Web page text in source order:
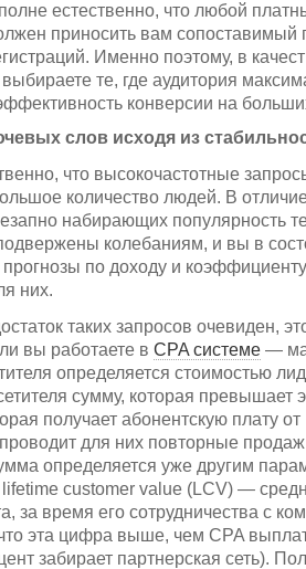
естественно, что любой
приносить вам сопоставимый
Именно поэтому, в
те, где аудитория
конверсии на
слов исходя из
что высокочастотные
количество людей. В
набирающих популярность
колебаниям, и вы в
по доходу и
них.
таких запросов очевиден,
вы работаете в CPA системе —
определяется стоимостью
сумму, которая превышает
получает абонентскую плату
для них повторные
определяется уже другим
customer value (LCV) —
за время его сотрудничества с
эта цифра выше, чем CPA
забирает партнерская сеть).